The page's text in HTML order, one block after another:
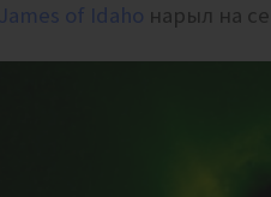
James of Idaho нарыл на